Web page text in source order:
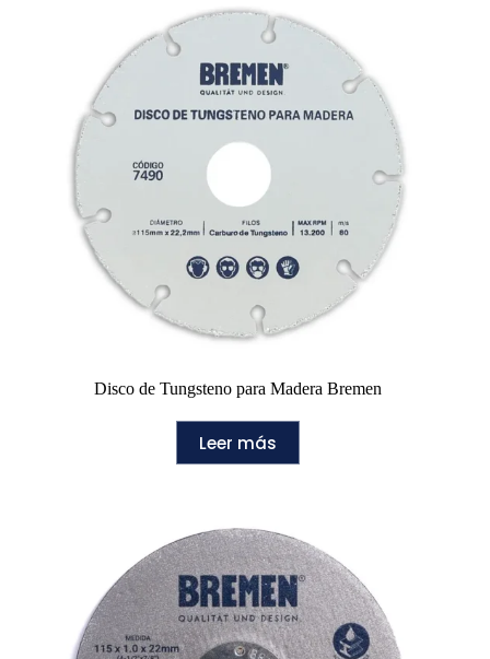
Disco de Tungsteno para Madera Bremen
Leer más